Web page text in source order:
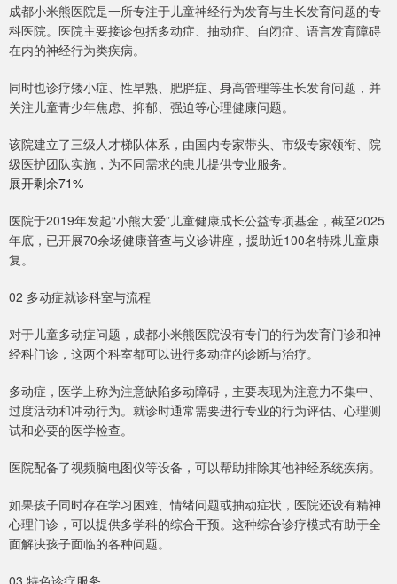
成都小米熊医院是一所专注于儿童神经行为发育与生长发育问题的专
科医院。医院主要接诊包括多动症、抽动症、自闭症、语言发育障碍
在内的神经行为类疾病。
同时也诊疗矮小症、性早熟、肥胖症、身高管理等生长发育问题，并
关注儿童青少年焦虑、抑郁、强迫等心理健康问题。
该院建立了三级人才梯队体系，由国内专家带头、市级专家领衔、院
级医护团队实施，为不同需求的患儿提供专业服务。
展开剩余71%
医院于2019年发起“小熊大爱”儿童健康成长公益专项基金，截至2025
年底，已开展70余场健康普查与义诊讲座，援助近100名特殊儿童康
复。
02 多动症就诊科室与流程
对于儿童多动症问题，成都小米熊医院设有专门的行为发育门诊和神
经科门诊，这两个科室都可以进行多动症的诊断与治疗。
多动症，医学上称为注意缺陷多动障碍，主要表现为注意力不集中、
过度活动和冲动行为。就诊时通常需要进行专业的行为评估、心理测
试和必要的医学检查。
医院配备了视频脑电图仪等设备，可以帮助排除其他神经系统疾病。
如果孩子同时存在学习困难、情绪问题或抽动症状，医院还设有精神
心理门诊，可以提供多学科的综合干预。这种综合诊疗模式有助于全
面解决孩子面临的各种问题。
03 特色诊疗服务